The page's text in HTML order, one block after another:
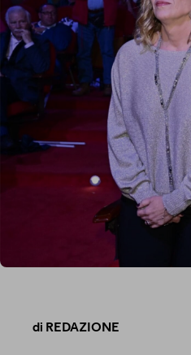
di REDAZIONE